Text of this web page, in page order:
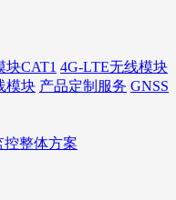
块CAT1 4G-LTE无线模块
模块 产品定制服务 GNSS
控整体方案